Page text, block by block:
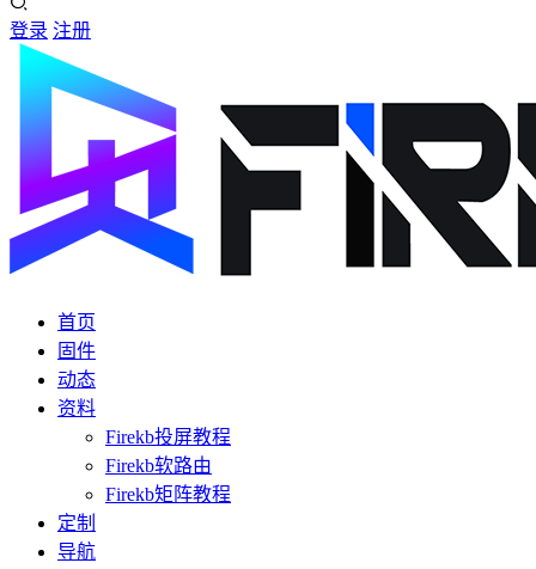
登录 注册
首页
固件
动态
资料
Firekb投屏教程
Firekb软路由
Firekb矩阵教程
定制
导航